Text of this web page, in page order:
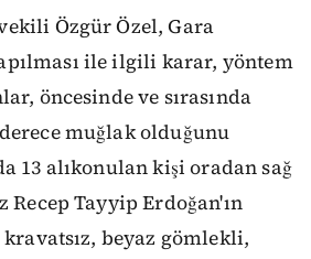
Özgür Özel, Gara
ile ilgili karar, yöntem
öncesinde ve sırasında
muğlak olduğunu
13 alıkonulan kişi oradan sağ
Recep Tayyip Erdoğan'ın
beyaz gömlekli,